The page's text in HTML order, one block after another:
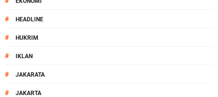
# HEADLINE
# HUKRIM
# IKLAN
# JAKARATA
# JAKARTA